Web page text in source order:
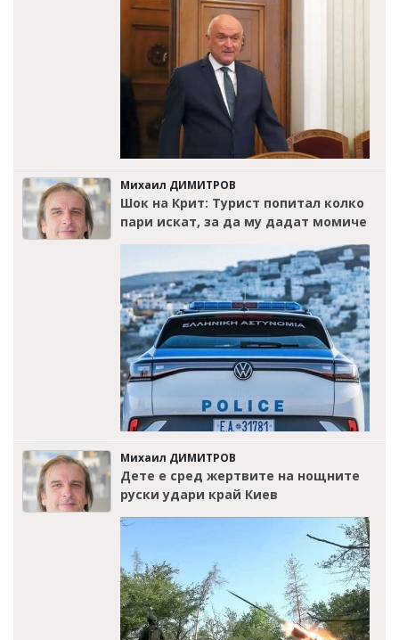
Михаил ДИМИТРОВ
Шок на Крит: Турист попитал колко
пари искат, за да му дадат момиче
Михаил ДИМИТРОВ
Дете е сред жертвите на нощните
руски удари край Киев